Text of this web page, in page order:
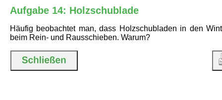
Aufgabe 14: Holzschublade
Häufig beobachtet man, dass Holzschubladen in den
beim Rein- und Rausschieben. Warum?